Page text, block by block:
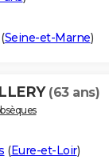
(Seine-et-Marne)
(63 ans)
(Eure-et-Loir)